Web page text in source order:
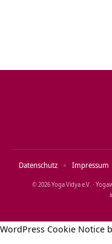
© 2026 Yoga Vidya e.V. ·
Datenschutz Impressum
WordPress Cookie Notice